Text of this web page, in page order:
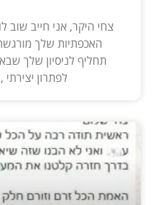
צחי היקר, אני חייב שוב
האכפתיות שלך
תחליף לניסיון שלך
לפתרון